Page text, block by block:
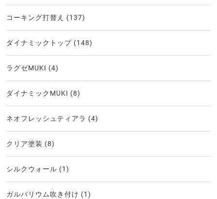
コーキング打替え (137)
ダイナミックトップ (148)
ラグゼMUKI (4)
ダイナミックMUKI (8)
ネオフレッシュティアラ (4)
クリア塗装 (8)
シルクウォール (1)
ガルバリウム吹き付け (1)